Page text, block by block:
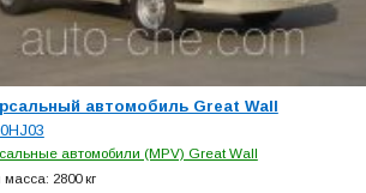
автомобиль Great Wall
автомобили (MPV) Great Wall
2800 кг